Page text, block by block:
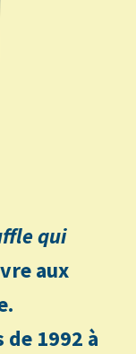
qui
aux
de 1992 à